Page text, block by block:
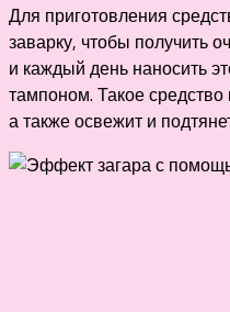
Для приготовления
заварку, чтобы получить
и каждый день наносить
тампоном. Такое средство
а также освежит и